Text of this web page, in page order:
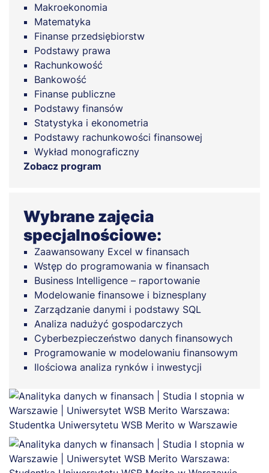
Makroekonomia
Matematyka
Finanse przedsiębiorstw
Podstawy prawa
Rachunkowość
Bankowość
Finanse publiczne
Podstawy finansów
Statystyka i ekonometria
Podstawy rachunkowości finansowej
Wykład monograficzny
Zobacz program
Wybrane zajęcia
specjalnościowe:
Zaawansowany Excel w finansach
Wstęp do programowania w finansach
Business Intelligence – raportowanie
Modelowanie finansowe i biznesplany
Zarządzanie danymi i podstawy SQL
Analiza nadużyć gospodarczych
Cyberbezpieczeństwo danych finansowych
Programowanie w modelowaniu finansowym
Ilościowa analiza rynków i inwestycji